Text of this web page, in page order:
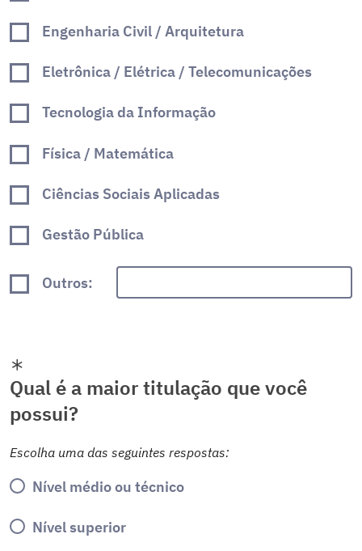
Engenharia Civil / Arquitetura
Eletrônica / Elétrica / Telecomunicações
Tecnologia da Informação
Física / Matemática
Ciências Sociais Aplicadas
Gestão Pública
Outros:
Qual é a maior titulação que você
possui?
Escolha uma das seguintes respostas:
Nível médio ou técnico
Nível superior